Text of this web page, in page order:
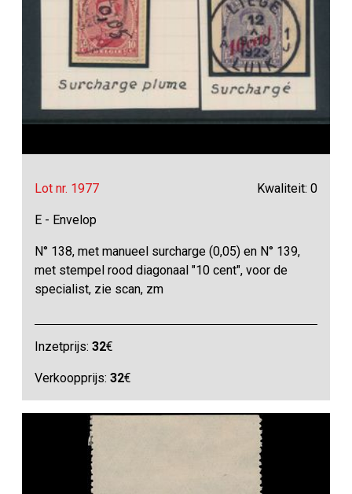
Lot nr. 1977 Kwaliteit: 0
E - Envelop
N° 138, met manueel surcharge (0,05) en N° 139,
met stempel rood diagonaal "10 cent", voor de
specialist, zie scan, zm
Inzetprijs:32€
Verkoopprijs:32€